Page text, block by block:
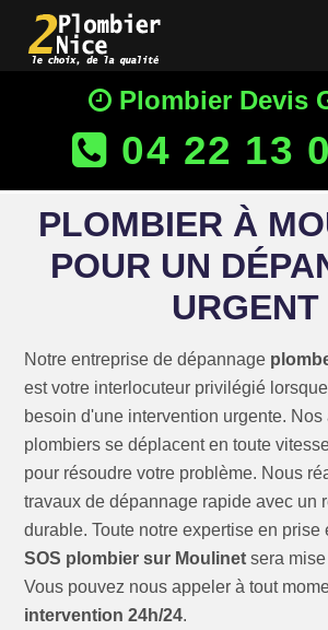
Plombier Devis
04 22 13
PLOMBIER À
POUR UN
URGENT
Notre entreprise de dépannage
est votre interlocuteur privilégié
besoin d'une intervention urgente. Nos
plombiers se déplacent en toute
pour résoudre votre problème. Nous
travaux de dépannage rapide avec un
durable. Toute notre expertise en prise
SOS plombier sur Moulinet sera
Vous pouvez nous appeler à tout
intervention 24h/24.